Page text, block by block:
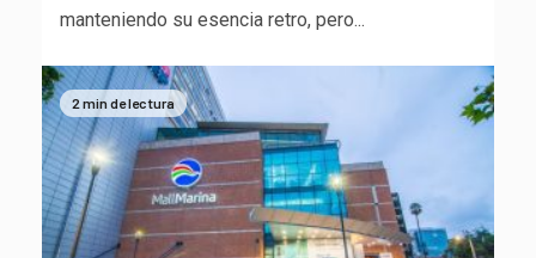
manteniendo su esencia retro, pero...
2 min de lectura